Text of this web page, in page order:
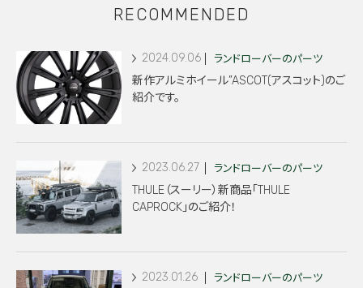
RECOMMENDED
2024.09.06 ランドローバーのパーツ
新作アルミホイール”ASCOT(アスコット)のご
紹介です。
2023.06.27 ランドローバーのパーツ
THULE（スーリー）新商品「THULE
CAPROCK」のご紹介！
2023.01.26 ランドローバーのパーツ